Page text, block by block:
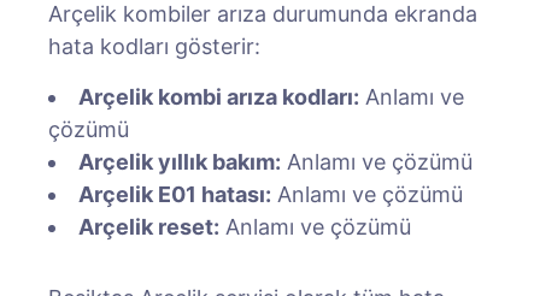
Arçelik kombiler arıza durumunda ekranda
hata kodları gösterir:
Arçelik kombi arıza kodları: Anlamı ve
çözümü
Arçelik yıllık bakım: Anlamı ve çözümü
Arçelik E01 hatası: Anlamı ve çözümü
Arçelik reset: Anlamı ve çözümü